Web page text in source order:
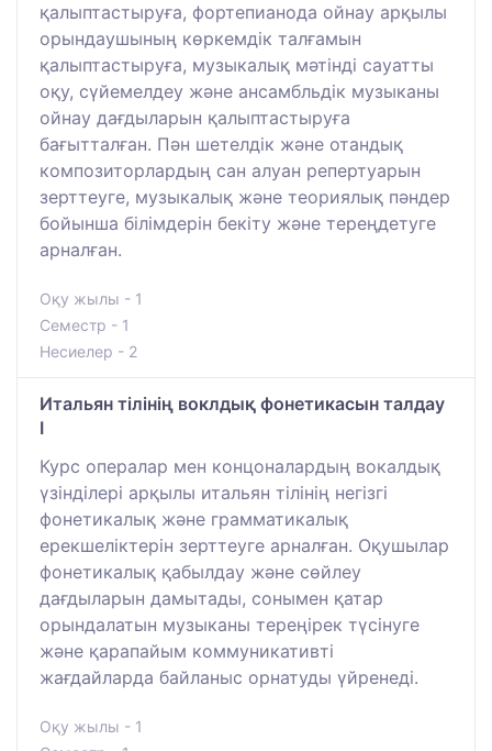
қалыптастыруға, фортепианода ойнау арқылы
орындаушының көркемдік талғамын
қалыптастыруға, музыкалық мәтінді сауатты
оқу, сүйемелдеу және ансамбльдік музыканы
ойнау дағдыларын қалыптастыруға
бағытталған. Пән шетелдік және отандық
композиторлардың сан алуан репертуарын
зерттеуге, музыкалық және теориялық пәндер
бойынша білімдерін бекіту және тереңдетуге
арналған.
Оқу жылы - 1
Семестр - 1
Несиелер - 2
Итальян тілінің воклдық фонетикасын талдау
І
Курс опералар мен концоналардың вокалдық
үзінділері арқылы итальян тілінің негізгі
фонетикалық және грамматикалық
ерекшеліктерін зерттеуге арналған. Оқушылар
фонетикалық қабылдау және сөйлеу
дағдыларын дамытады, сонымен қатар
орындалатын музыканы тереңірек түсінуге
және қарапайым коммуникативті
жағдайларда байланыс орнатуды үйренеді.
Оқу жылы - 1